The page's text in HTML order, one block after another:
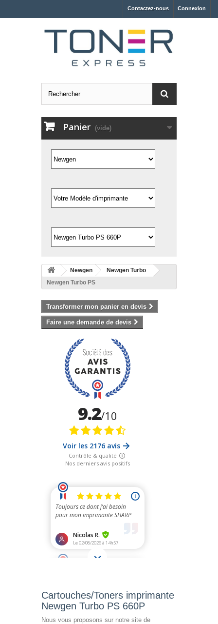
Connexion
Contactez-nous
Panier (vide)
Newgen
Newgen Turbo
Newgen Turbo PS
Transformer mon panier en devis
Faire une demande de devis
Cartouches/Toners imprimante
Newgen Turbo PS 660P
Nous vous proposons sur notre site de